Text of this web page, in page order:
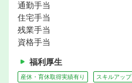
通勤手当
住宅手当
残業手当
資格手当
福利厚生
産休・育休取得実績有り スキルアップ